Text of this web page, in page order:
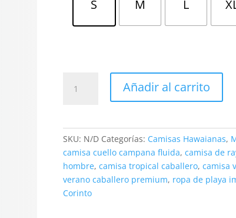
S M L
Hawaiana
Palmeras
Imperio
Añadir al carrito
SKU: N/D Categorías: Camisas Hawaianas,
camisa cuello campana fluida, camisa de
hombre, camisa tropical caballero, camisa
verano caballero premium, ropa de playa
Corinto